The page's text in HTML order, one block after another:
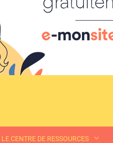
LE CENTRE DE RESSOURCES